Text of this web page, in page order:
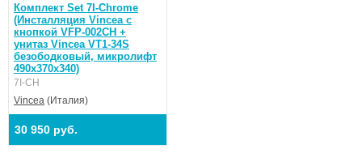
Комплект Set 7I-Chrome
(Инсталляция Vincea с
кнопкой VFP-002CH +
унитаз Vincea VT1-34S
безободковый, микролифт
490x370x340)
7I-CH
Vincea (Италия)
30 950 руб.